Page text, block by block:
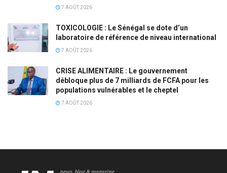
7 AOÛT 2026
TOXICOLOGIE : Le Sénégal se dote d’un
laboratoire de référence de niveau international
7 AOÛT 2026
CRISE ALIMENTAIRE : Le gouvernement
débloque plus de 7 milliards de FCFA pour les
populations vulnérables et le cheptel
7 AOÛT 2026